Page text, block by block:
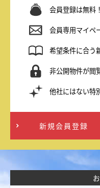
会員登録は無料！
会員専用マイペ
希望条件に合う
非公開物件が閲
他社にはない特
新規会員登録